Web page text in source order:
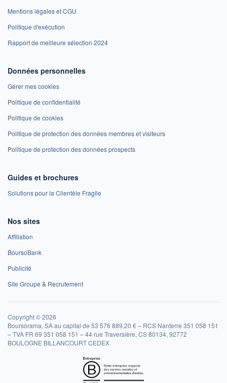
Mentions légales et CGU
Politique d'exécution
Rapport de meilleure sélection 2024
Données personnelles
Gérer mes cookies
Politique de confidentialité
Politique de cookies
Politique de protection des données membres et visiteurs
Politique de protection des données prospects
Guides et brochures
Solutions pour la Clientèle Fragile
Nos sites
Affiliation
BoursoBank
Publicité
Site Groupe & Recrutement
Copyright © 2026
Boursorama, SA au capital de 53 576 889,20 € – RCS Nanterre 351 058 151
– TVA FR 69 351 058 151 – 44 rue Traversière, CS 80134, 92772
BOULOGNE BILLANCOURT CEDEX